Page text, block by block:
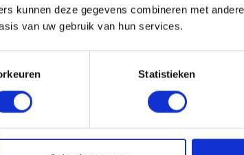
kunnen deze gegevens combineren met
van uw gebruik van hun services.
Statistieken
EPDM LIJMSET COMPLEET